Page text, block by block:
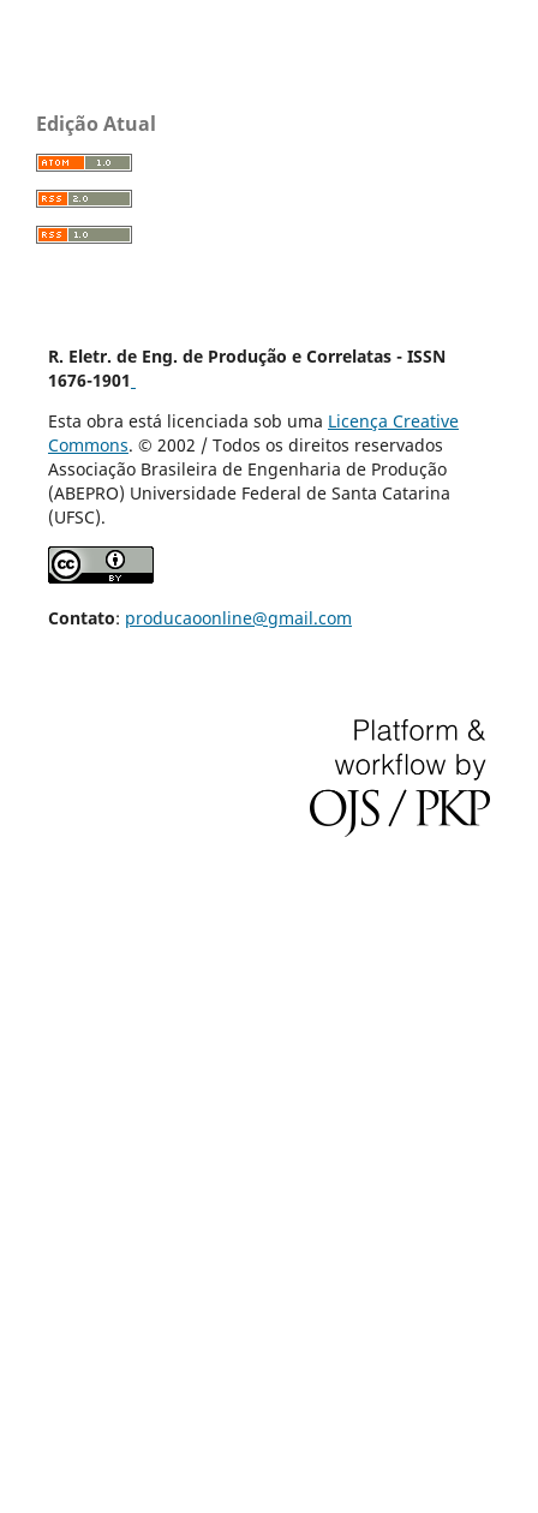
Edição Atual
R. Eletr. de Eng. de Produção e Correlatas - ISSN
1676-1901
Esta obra está licenciada sob uma Licença Creative
Commons. © 2002 / Todos os direitos reservados
Associação Brasileira de Engenharia de Produção
(ABEPRO) Universidade Federal de Santa Catarina
(UFSC).
Contato: producaoonline@gmail.com